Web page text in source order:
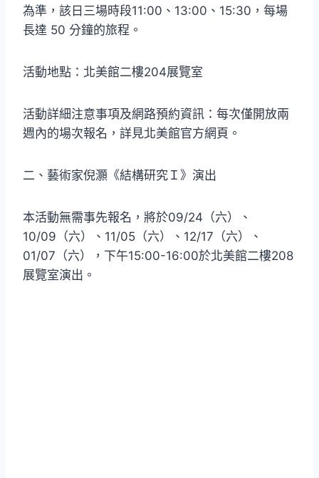
為準，該日三場時段11:00、13:00、15:30，每場
長達 50 分鐘的旅程。
活動地點：北美館二樓204展覽室
活動詳細注意事項及網路預約資訊：每次僅開放兩
週內的場次報名，詳見北美館官方網頁。
二、藝術家倪灝《結構研究Ｉ》演出
本活動無需事先報名，將於09/24（六）、
10/09（六）、11/05（六）、12/17（六）、
01/07（六），下午15:00-16:00於北美館二樓208
展覽室演出。